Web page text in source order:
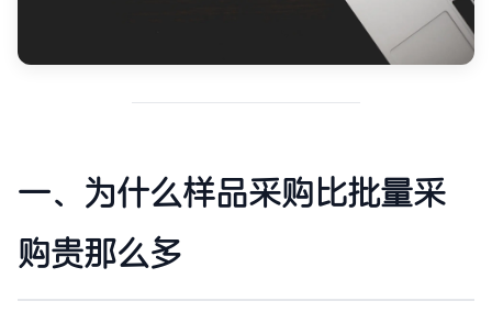
一、为什么样品采购比批量采
购贵那么多